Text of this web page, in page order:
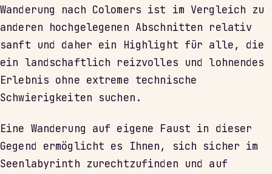
Wanderung nach Colomers ist im Vergleich zu
anderen hochgelegenen Abschnitten relativ
sanft und daher ein Highlight für alle, die
ein landschaftlich reizvolles und lohnendes
Erlebnis ohne extreme technische
Schwierigkeiten suchen.
Eine Wanderung auf eigene Faust in dieser
Gegend ermöglicht es Ihnen, sich sicher im
Seenlabyrinth zurechtzufinden und auf